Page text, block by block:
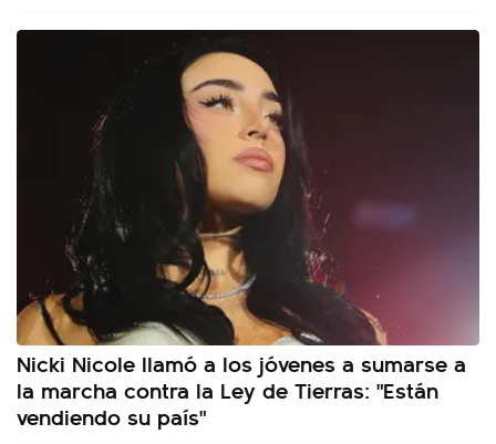
Nicki Nicole llamó a los jóvenes a sumarse a
la marcha contra la Ley de Tierras: "Están
vendiendo su país"